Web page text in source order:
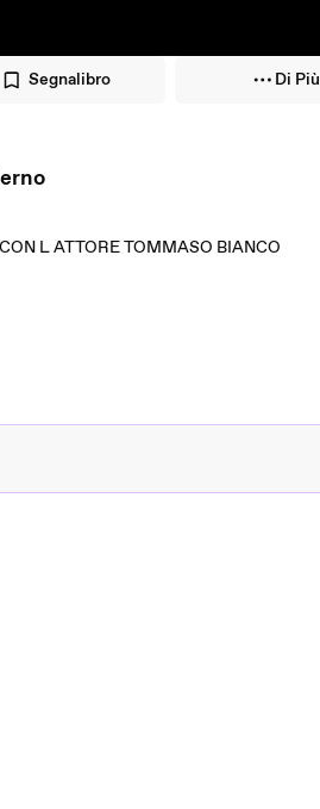
Segnalibro Di Più
L ATTORE TOMMASO BIANCO